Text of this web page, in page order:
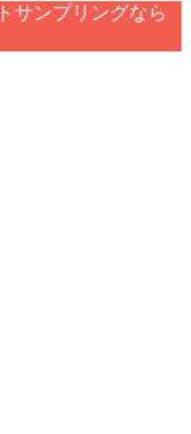
サンプリングなら